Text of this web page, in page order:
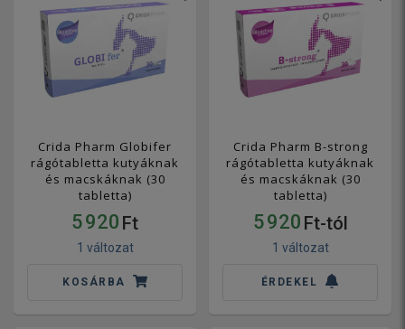
Crida Pharm Globifer
rágótabletta kutyáknak
és macskáknak (30
tabletta)
5 920 Ft
1 változat
KOSÁRBA
Crida Pharm B-strong
rágótabletta kutyáknak
és macskáknak (30
tabletta)
5 920 Ft-tól
1 változat
ÉRDEKEL